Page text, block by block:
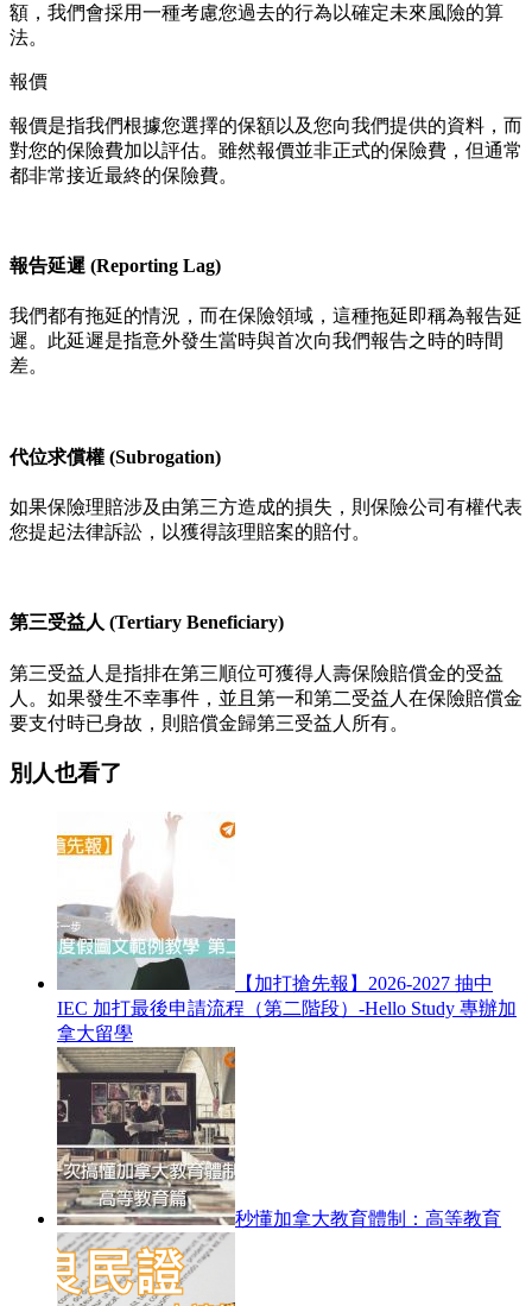
額，我們會採用一種考慮您過去的行為以確定未來風險的算
法。
報價
報價是指我們根據您選擇的保額以及您向我們提供的資料，而
對您的保險費加以評估。雖然報價並非正式的保險費，但通常
都非常接近最終的保險費。
報告延遲 (Reporting Lag)
我們都有拖延的情況，而在保險領域，這種拖延即稱為報告延
遲。此延遲是指意外發生當時與首次向我們報告之時的時間
差。
代位求償權 (Subrogation)
如果保險理賠涉及由第三方造成的損失，則保險公司有權代表
您提起法律訴訟，以獲得該理賠案的賠付。
第三受益人 (Tertiary Beneficiary)
第三受益人是指排在第三順位可獲得人壽保險賠償金的受益
人。如果發生不幸事件，並且第一和第二受益人在保險賠償金
要支付時已身故，則賠償金歸第三受益人所有。
別人也看了
【加打搶先報】2026-2027 抽中
IEC 加打最後申請流程（第二階段）-Hello Study 專辦加
拿大留學
秒懂加拿大教育體制：高等教育